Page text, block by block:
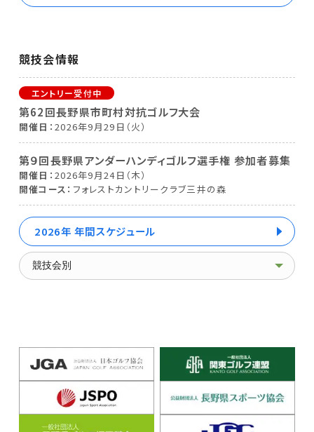
競技会情報
第62回長野県市町村対抗ゴルフ大会
開催日 2026年9月29日（火）
第９回長野県アンダーハンディゴルフ選手権 参加者募集
開催日
2026年9月24日（木）
開催コース
フォレストカントリークラブ三井の森
2026年 年間スケジュール